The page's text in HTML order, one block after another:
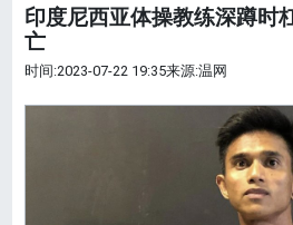
印度尼西亚体操教练深蹲时
亡
时间:2023-07-22 19:35来源:温网